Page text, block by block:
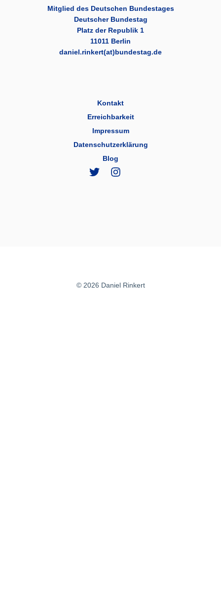
Mitglied des Deutschen Bundestages
Deutscher Bundestag
Platz der Republik 1
11011 Berlin
daniel.rinkert(at)bundestag.de
Kontakt
Erreichbarkeit
Impressum
Datenschutzerklärung
Blog
© 2026 Daniel Rinkert